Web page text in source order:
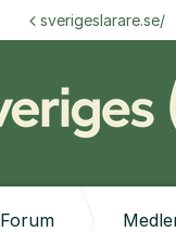
sverigeslarare.se/
Forum